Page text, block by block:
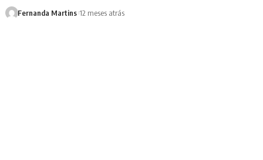
Fernanda Martins 12 meses atrás